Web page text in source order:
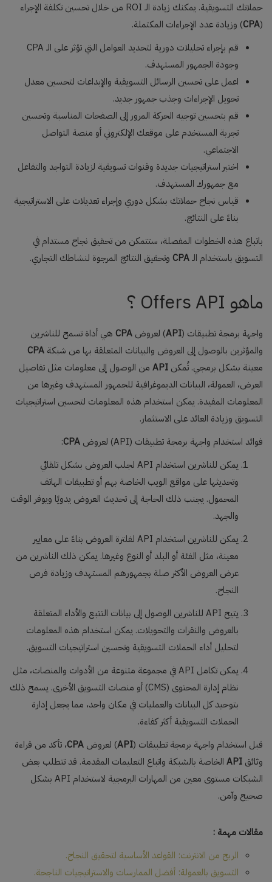
حملاتك التسويقية. يمكنك زيادة الـ ROI من خلال تحسين تكلفة الإجراء
(
CPA) وزيادة عدد الإجراءات المكتملة.
قم بإجراء تحليلات دورية لتحديد العوامل التي تؤثر على الـ CPA
وجودة الجمهور المستهدف.
اعمل على تحسين الرسائل التسويقية والإبداعات لتحسين معدل
تحويل الإجراءات وجذب جمهور جديد.
قم بتحسين توجيه الحركة المرور إلى الصفحات المناسبة وتحسين
تجربة المستخدم على موقعك الإلكتروني أو منصة التواصل
الاجتماعي.
اختبر استراتيجيات جديدة وقنوات تسويقية لزيادة التواجد والتفاعل
مع جمهورك المستهدف.
قياس نجاح حملاتك بشكل دوري وإجراء تعديلات على الاستراتيجية
بناءً على النتائج.
باتباع هذه الخطوات المفصلة، ستتمكن من تحقيق نجاح مستدام في
التسويق باستخدام الـCPA وتحقيق النتائج المرجوة لنشاطك التجاري.
ماهو Offers API ؟
واجهة برمجة تطبيقات (API) لعروض CPA هي أداة تسمح للناشرين
والمؤثرين بالوصول إلى العروض والبيانات المتعلقة بها من شبكة CPA
معينة بشكل برمجي. تُمكن API من الوصول إلى معلومات مثل تفاصيل
العرض، العمولة، البيانات الديموغرافية للجمهور المستهدف وغيرها من
المعلومات المفيدة. يمكن استخدام هذه المعلومات لتحسين استراتيجيات
التسويق وزيادة العائد على الاستثمار.
فوائد استخدام واجهة برمجة تطبيقات (API) لعروض
CPA
:
يمكن للناشرين استخدام API لجلب العروض بشكل تلقائي
وتحديثها على مواقع الويب الخاصة بهم أو تطبيقات الهاتف
المحمول. يجنب ذلك الحاجة إلى تحديث العروض يدويًا ويوفر الوقت
والجهد.
يمكن للناشرين استخدام API لفلترة العروض بناءً على معايير
معينة، مثل الفئة أو البلد أو النوع وغيرها. يمكن ذلك الناشرين من
عرض العروض الأكثر صلة بجمهورهم المستهدف وزيادة فرص
النجاح.
يتيح API للناشرين الوصول إلى بيانات التتبع والأداء المتعلقة
بالعروض والنقرات والتحويلات. يمكن استخدام هذه المعلومات
لتحليل أداء الحملات التسويقية وتحسين استراتيجيات التسويق.
يمكن تكامل API في مجموعة متنوعة من الأدوات والمنصات، مثل
نظام إدارة المحتوى (CMS) أو منصات التسويق الأخرى. يسمح ذلك
بتوحيد كل البيانات والعمليات في مكان واحد، مما يجعل إدارة
الحملات التسويقية أكثر كفاءة.
قبل استخدام واجهة برمجة تطبيقات (API) لعروض CPA، تأكد من قراءة
وثائق API الخاصة بالشبكة واتباع التعليمات المقدمة. قد تتطلب بعض
الشبكات مستوى معين من المهارات البرمجية لاستخدام API بشكل
صحيح وآمن.
مقالات مهمة :
الربح من الانترنت: القواعد الأساسية لتحقيق النجاح.
التسويق بالعمولة: أفضل الممارسات والاستراتيجيات الناجحة.